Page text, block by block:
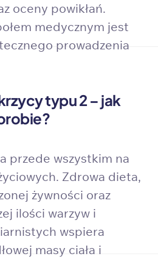
oceny powikłań.
medycznym jest
prowadzenia
typu 2 – jak
przede wszystkim na
Zdrowa dieta,
żywności oraz
ilości warzyw i
wspiera
masy ciała i